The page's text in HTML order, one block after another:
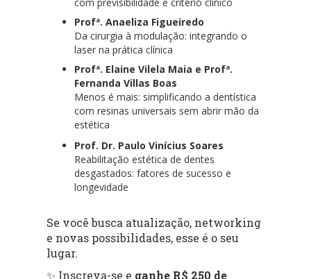
Profª. Anaeliza Figueiredo
Da cirurgia à modulação: integrando o
laser na prática clínica
Profª. Elaine Vilela Maia e Profª.
Fernanda Villas Boas
Menos é mais: simplificando a dentística
com resinas universais sem abrir mão da
estética
Prof. Dr. Paulo Vinícius Soares
Reabilitação estética de dentes
desgastados: fatores de sucesso e
longevidade
Se você busca atualização, networking
e novas possibilidades, esse é o seu
lugar.
✨ Inscreva-se e ganhe R$ 250 de